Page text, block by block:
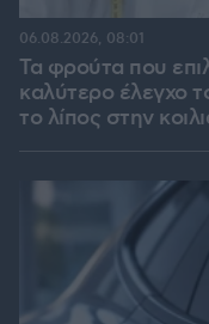
Τα φρούτα που
καλύτερο έλεγχο
το λίπος στην
06.08.2026, 08:01